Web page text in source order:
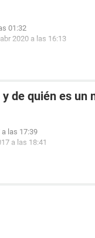
01:32
2020 a las 16:13
de quién es un
a las 17:39
a las 18:41